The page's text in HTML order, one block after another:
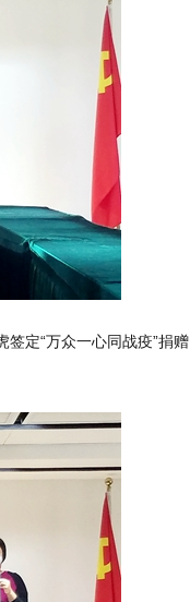
定“万众一心同战疫”捐赠